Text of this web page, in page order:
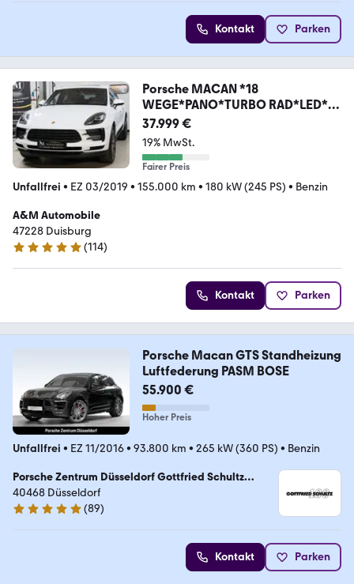
Kontakt Parken
Porsche MACAN *18
WEGE*PANO*TURBO RAD*LED*R
KAM*
37.999 €
19% MwSt.
Fairer Preis
Unfallfrei • EZ 03/2019 • 155.000 km • 180 kW (245 PS) • Benzin
A&M Automobile
47228 Duisburg
4.8 Sterne
(114)
Kontakt Parken
Porsche Macan GTS Standheizung
Luftfederung PASM BOSE
55.900 €
Hoher Preis
Unfallfrei • EZ 11/2016• 93.800 km • 265 kW (360 PS) • Benzin
Porsche Zentrum Düsseldorf Gottfried Schultz
Sportwagen Düsseldorf GmbH & Co. KG
40468 Düsseldorf
4.9 Sterne
(89)
Kontakt Parken